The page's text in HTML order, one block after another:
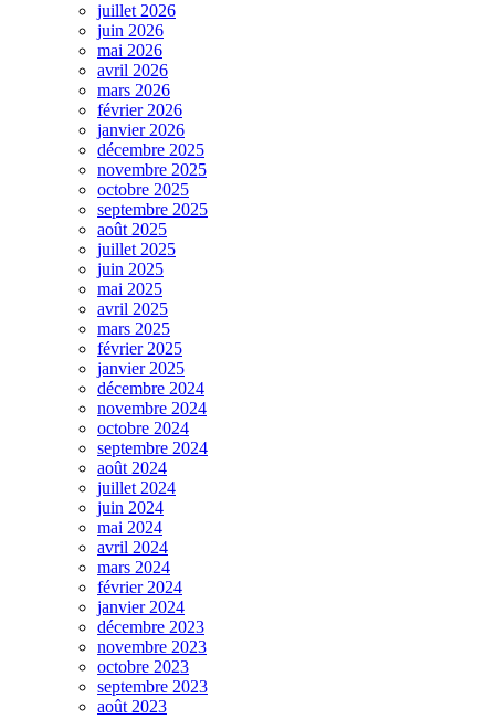
juillet 2026
juin 2026
mai 2026
avril 2026
mars 2026
février 2026
janvier 2026
décembre 2025
novembre 2025
octobre 2025
septembre 2025
août 2025
juillet 2025
juin 2025
mai 2025
avril 2025
mars 2025
février 2025
janvier 2025
décembre 2024
novembre 2024
octobre 2024
septembre 2024
août 2024
juillet 2024
juin 2024
mai 2024
avril 2024
mars 2024
février 2024
janvier 2024
décembre 2023
novembre 2023
octobre 2023
septembre 2023
août 2023